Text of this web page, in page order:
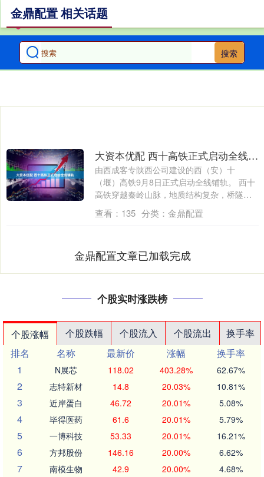
搜索
金鼎配置 相关话题
大资本优配 西十高铁正式启动全线铺轨
由西成客专陕西公司建设的西（安）十
（堰）高铁9月8日正式启动全线铺轨。 西十
高铁穿越秦岭山脉，地质结构复杂，桥隧比
高达9....
查看： 135 分类： 金鼎配置
金鼎配置文章已加载完成
个股实时涨跌榜
个股涨幅 个股跌幅 个股流入 个股流出
换手率
排名
名称 最新价 涨幅
换手率
1
N展芯 118.02 403.28% 62.67%
2 志特新材 14.8 20.03% 10.81%
3 近岸蛋白 46.72 20.01% 5.08%
4 毕得医药 61.6 20.01% 5.79%
5 一博科技 53.33 20.01% 16.21%
6 方邦股份 146.16 20.00% 6.62%
7 南模生物 42.9 20.00% 4.68%